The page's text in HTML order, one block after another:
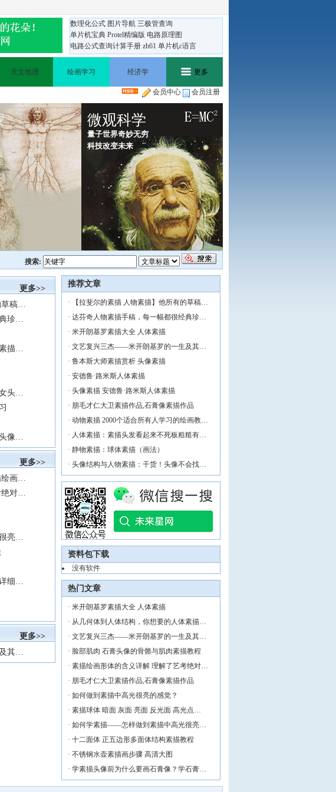
数理化公式 图片导航 三极管查询
单片机宝典 Protel精编版 电路原理图
电路公式查询计算手册 zh61 单片机c语言
天文地理
地理知识
绘画学习 经济学 更多
版权合作
会员中心 会员注册
微观科学
量子世界奇妙无穷
科技改变未来
搜索:
更多>>
草稿…
珍…
描…
头…
像…
更多>>
绘画…
绝对…
亮…
细…
更多>>
其…
推荐文章
·
【拉斐尔的素描 人物素描】他所有的草稿…
· 达芬奇人物素描手稿，每一幅都很经典珍…
· 米开朗基罗素描大全 人体素描
· 文艺复兴三杰——米开朗基罗的一生及其…
· 鲁本斯大师素描赏析 头像素描
· 安德鲁·路米斯人体素描
· 头像素描 安德鲁·路米斯人体素描
· 朋毛才仁大卫素描作品,石膏像素描作品
· 动物素描 2000个适合所有人学习的绘画教…
· 人体素描：素描头发看起来不死板粗糙有…
· 静物素描：球体素描（画法）
· 头像结构与人物素描：干货！头像不会找…
资料包下载
没有软件
热门文章
· 米开朗基罗素描大全 人体素描
· 从几何体到人体结构，你想要的人体素描…
· 文艺复兴三杰——米开朗基罗的一生及其…
· 脸部肌肉 石膏头像的骨骼与肌肉素描教程
· 素描绘画形体的含义详解 理解了艺考绝对…
· 朋毛才仁大卫素描作品,石膏像素描作品
· 如何做到素描中高光很亮的感觉？
· 素描球体 暗面 灰面 亮面 反光面 高光点…
· 如何学素描——怎样做到素描中高光很亮…
· 十二面体 正五边形多面体结构素描教程
· 不锈钢水壶素描画步骤 高清大图
· 学素描头像前为什么要画石膏像？学石膏…